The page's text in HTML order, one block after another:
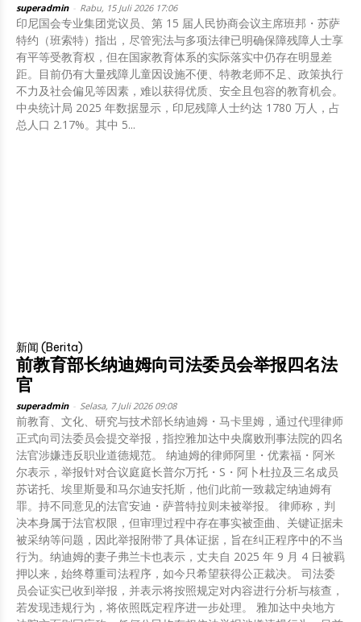
superadmin Rabu, 15 Juli 2026 17:06
印尼国会专业集团党议员、第 15 届人民协商会议主席班邦・苏萨
特约（班索特）指出，尽管宪法与多项法律已明确保障残障人士享
有平等受教育权，但在国家教育体系的实际落实中仍存在明显差
距。目前仍有大量残障儿童因设施不便、特教老师不足、政策执行
不力及社会偏见等因素，难以获得优质、安全且包容的教育机会。
中央统计局 2025 年数据显示，印尼残障人士约达 1780 万人，占
总人口 2.17%。其中 5...
新闻 (Berita)
前教育部长纳迪姆向司法委员会举报四名法
官
superadmin Selasa, 7 Juli 2026 09:08
前教育、文化、研究与技术部长纳迪姆・马卡里姆，通过代理律师
正式向司法委员会提交举报，指控雅加达中央腐败刑事法院的四名
法官涉嫌违反职业道德规范。 纳迪姆的律师阿里・优素福・阿米
尔表示，举报针对合议庭庭长普尔万托・S・阿卜杜拉及三名成员
苏诺托、埃里斯曼和马尔迪安托斯，他们此前一致裁定纳迪姆有
罪。持不同意见的法官安迪・萨普特拉则未被举报。 律师称，判
决本身属于法官权限，但审理过程中存在事实被歪曲、关键证据未
被采纳等问题，因此举报附带了具体证据，旨在纠正程序中的不当
行为。纳迪姆的妻子弗兰卡也表示，丈夫自 2025 年 9 月 4 日被羁
押以来，始终尊重司法程序，如今只希望获得公正裁决。 司法委
员会证实已收到举报，并表示将按照规定对内容进行分析与核查，
若发现违规行为，将依照既定程序进一步处理。 雅加达中央地方